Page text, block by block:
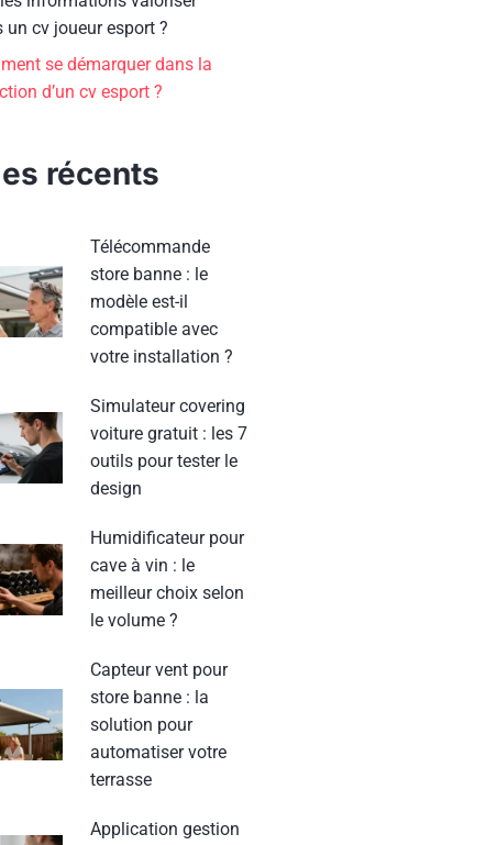
un cv joueur esport ?
se démarquer dans la
d’un cv esport ?
récents
Télécommande
store banne : le
modèle est-il
compatible avec
votre installation ?
Simulateur covering
voiture gratuit : les 7
outils pour tester le
design
Humidificateur pour
cave à vin : le
meilleur choix selon
le volume ?
Capteur vent pour
store banne : la
solution pour
automatiser votre
terrasse
Application gestion